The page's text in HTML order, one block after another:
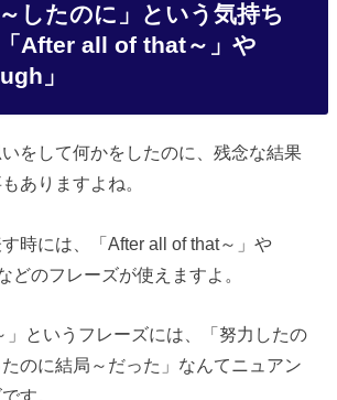
したのに」という気持ち
After all of that～」や
」
をして何かをしたのに、残念な結果
ありますよね。
時には、「After all of that～」や
どのフレーズが使えますよ。
」というフレーズには、「努力したの
のに結局～だった」なんてニュアン
す。